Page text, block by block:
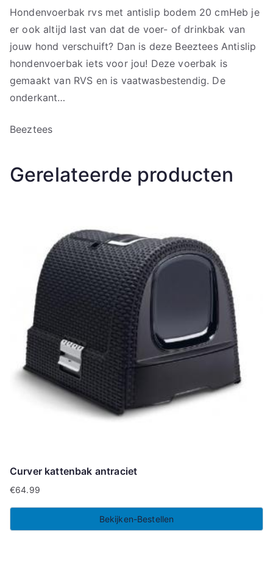
Hondenvoerbak rvs met antislip bodem 20 cmHeb je
er ook altijd last van dat de voer- of drinkbak van
jouw hond verschuift? Dan is deze Beeztees Antislip
hondenvoerbak iets voor jou! Deze voerbak is
gemaakt van RVS en is vaatwasbestendig. De
onderkant…
Beeztees
Gerelateerde producten
Curver kattenbak antraciet
€64.99
Bekijken-Bestellen